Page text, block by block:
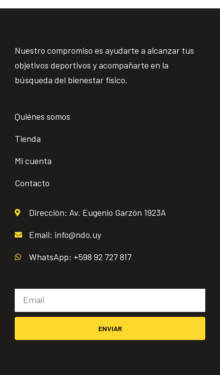
Nuestro compromiso es ayudarte a alcanzar tus
objetivos deportivos y acompañarte en la
búsqueda del bienestar físico.
Quiénes somos
Tienda
Mi cuenta
Contacto
Dirección: Av. Eugenio Garzón 1923A
Email: info@ndo.uy
WhatsApp: +598 92 727 817
ENVIAR